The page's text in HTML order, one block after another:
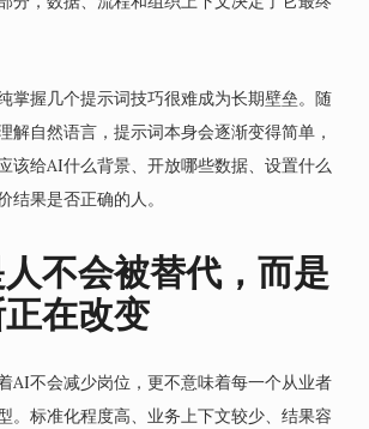
掌握几个提示词技巧很难成为长期壁垒。随
解自然语言，提示词本身会逐渐变得简单，
该给AI什么背景、开放哪些数据、设置什么
结果是否正确的人。
不会被替代，而是
在改变
AI不会减少岗位，更不意味着每一个从业者
。标准化程度高、业务上下文较少、结果容